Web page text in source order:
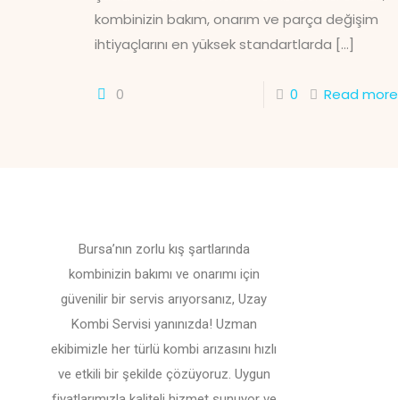
kombinizin bakım, onarım ve parça değişim
ihtiyaçlarını en yüksek standartlarda […]
0 0 Read more
Bursa’nın zorlu kış şartlarında
kombinizin bakımı ve onarımı için
güvenilir bir servis arıyorsanız, Uzay
Kombi Servisi yanınızda! Uzman
ekibimizle her türlü kombi arızasını hızlı
ve etkili bir şekilde çözüyoruz. Uygun